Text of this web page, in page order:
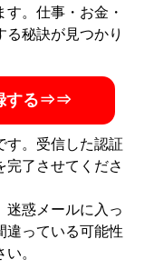
。仕事・お金・
秘訣が見つかり
する⇒⇒
。受信した認証
完了させてくださ
惑メールに入っ
違っている可能性
。